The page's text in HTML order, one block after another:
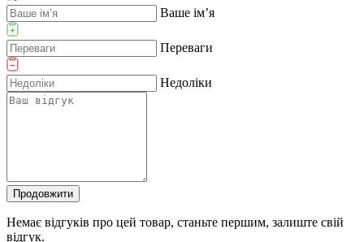
Ваше ім’я
Переваги
Недоліки
Продовжити
Немає відгуків про цей товар, станьте першим, залиште свій
відгук.